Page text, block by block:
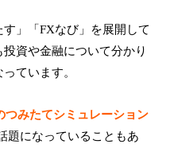
」「FXなび」を展開して
資や金融について分かり
ています。
つみたてシミュレーション
題になっていることもあ